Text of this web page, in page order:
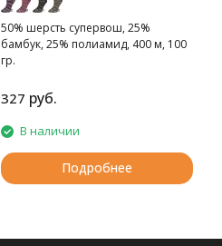
50% шерсть cупервош, 25%
бамбук, 25% полиамид, 400 м, 100
гр.
бамбуком
327 руб.
В наличии
Подробнее